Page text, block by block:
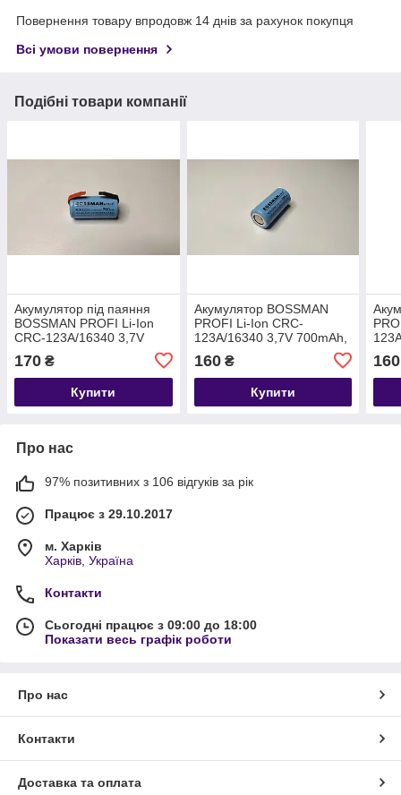
Повернення товару впродовж 14 днів за рахунок покупця
Всі умови повернення
Подібні товари компанії
Акумулятор під паяння
BOSSMAN PROFI Li-Ion
CRC-123A/16340 3,7V
170 ₴
Купити
Акумулятор BOSSMAN
PROFI Li-Ion CRC-
123A/16340 3,7V 700mAh,
160₴
Купити
160
Про нас
97% позитивних з 106 відгуків за рік
Працює з 29.10.2017
м. Харків
Харків, Україна
Контакти
Сьогодні працює з 09:00 до 18:00
Показати весь графік роботи
Про нас
Контакти
Доставка та оплата